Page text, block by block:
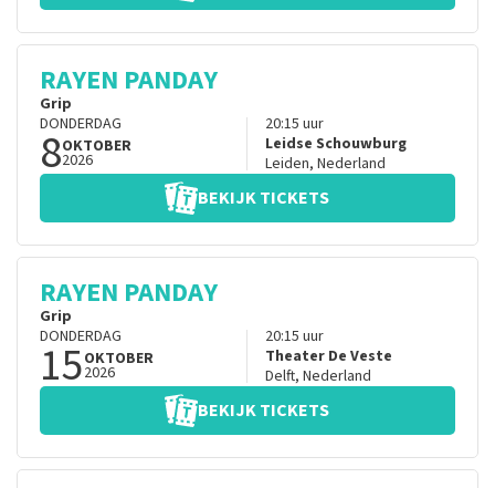
RAYEN PANDAY
Grip
DONDERDAG
8OKTOBER
2026
20:15 uur
Leidse Schouwburg
Leiden, Nederland
BEKIJK TICKETS
RAYEN PANDAY
Grip
DONDERDAG
15OKTOBER
2026
20:15 uur
Theater De Veste
Delft, Nederland
BEKIJK TICKETS